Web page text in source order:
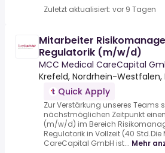
Zuletzt aktualisiert: vor 9 Tagen
Mitarbeiter
Regulatorik (m/w/d)
MCC Medical CareCapital
Krefeld, Nordrhein-
Quick Apply
Zur Verstärkung unseres Teams
nächstmöglichen Zeitpunkt
(m/w/d) im Bereich
Regulatorik in Vollzeit (40 Std.Die
CareCapital GmbH ist... Mehr